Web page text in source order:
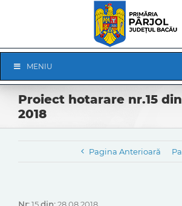
Navigation
MENIU
Proiect hotarare nr.15
2018
Pagina Anterioară